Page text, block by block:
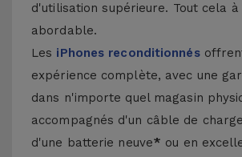
d'utilisation supérieure. Tout cela
abordable.
Les iPhones reconditionnés
expérience complète, avec une
dans n'importe quel magasin
accompagnés d'un câble de
d'une batterie neuve* ou en